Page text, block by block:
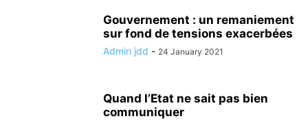
Gouvernement : un remaniement
sur fond de tensions exacerbées
Admin jdd - 24 January 2021
Quand l’Etat ne sait pas bien
communiquer